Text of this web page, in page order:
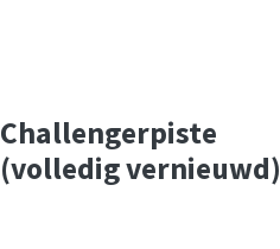
Challengerpiste
(volledig vernieuwd)